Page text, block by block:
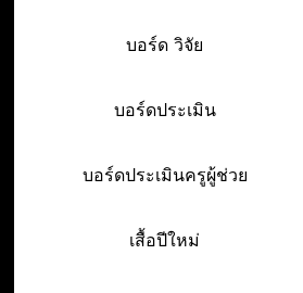
บอร์ด วิจัย
บอร์ดประเมิน
บอร์ดประเมินครูผู้ช่วย
เสื้อปีใหม่